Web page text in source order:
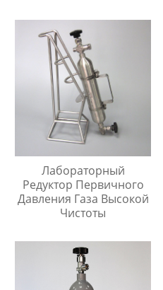
Лабораторный
Редуктор Первичного
Давления Газа Высокой
Чистоты